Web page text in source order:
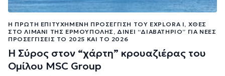
Η ΠΡΏΤΗ ΕΠΙΤΥΧΗΜΈΝΗ ΠΡΟΣΈΓΓΙΣΗ ΤΟΥ EXPLORA I, ΧΘΕΣ
ΣΤΟ ΛΙΜΆΝΙ ΤΗΣ ΕΡΜΟΎΠΟΛΗΣ, ΔΊΝΕΙ “ΔΙΑΒΑΤΉΡΙΟ” ΓΙΑ ΝΈΕΣ
ΠΡΟΣΕΓΓΊΣΕΙΣ ΤΟ 2025 ΚΑΙ ΤΟ 2026
Η Σύρος στον “χάρτη” κρουαζιέρας του
Ομίλου MSC Group